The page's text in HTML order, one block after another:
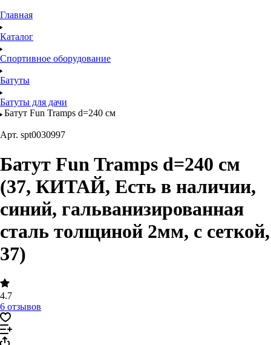
Главная
Каталог
Спортивное оборудование
Батуты
Батуты для дачи
Батут Fun Tramps d=240 см
Арт. spt0030997
Батут Fun Tramps d=240 см
(37, КИТАЙ, Есть в наличии,
синий, гальванизированная
сталь толщиной 2мм, с сеткой,
37)
4.7
6 отзывов